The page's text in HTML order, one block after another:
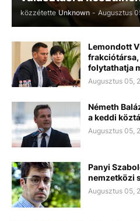
közzétette Unknown - Augusztus
Lemondott
folytathatja
Augusztus 05,
Németh
a keddi
Augusztus 05,
Panyi
nemzetközi
Augusztus 05,